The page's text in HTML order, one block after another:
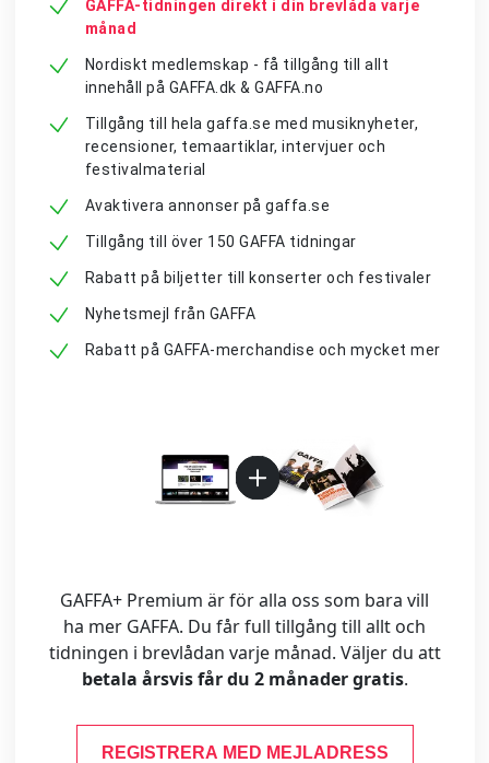
GAFFA-tidningen direkt i din brevlåda varje
månad
Nordiskt medlemskap - få tillgång till allt
innehåll på GAFFA.dk & GAFFA.no
Tillgång till hela gaffa.se med musiknyheter,
recensioner, temaartiklar, intervjuer och
festivalmaterial
Avaktivera annonser på gaffa.se
Tillgång till över 150 GAFFA tidningar
Rabatt på biljetter till konserter och festivaler
Nyhetsmejl från GAFFA
Rabatt på GAFFA-merchandise och mycket mer
GAFFA+ Premium är för alla oss som bara vill
ha mer GAFFA. Du får full tillgång till allt och
tidningen i brevlådan varje månad. Väljer du att
betala årsvis får du 2 månader gratis.
REGISTRERA MED MEJLADRESS